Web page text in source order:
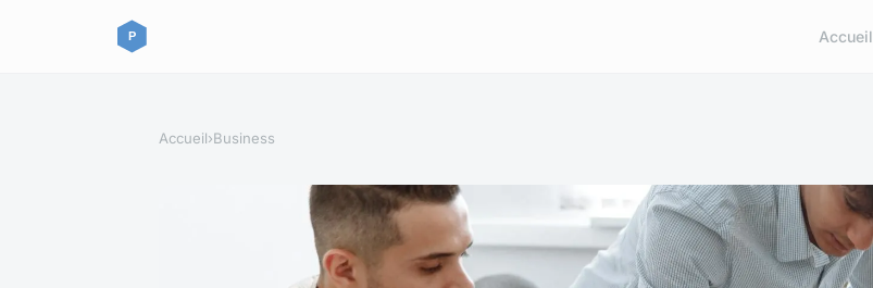
Accueil
Accueil›Business